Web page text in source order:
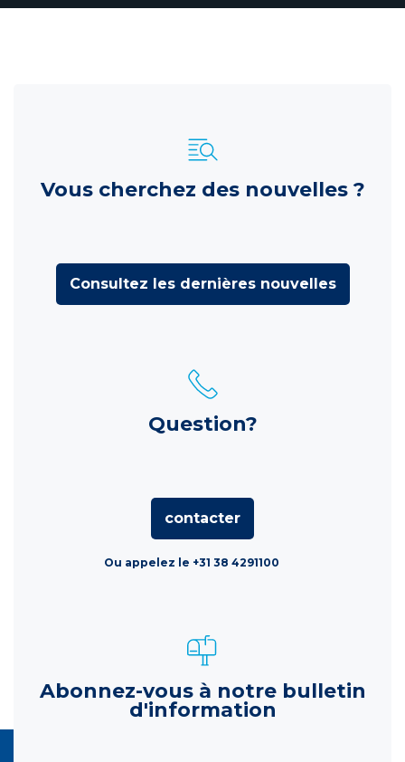
Vous cherchez des nouvelles ?
Consultez les dernières nouvelles
Question?
contacter
Ou appelez le +31 38 4291100
Abonnez-vous à notre bulletin
d'information